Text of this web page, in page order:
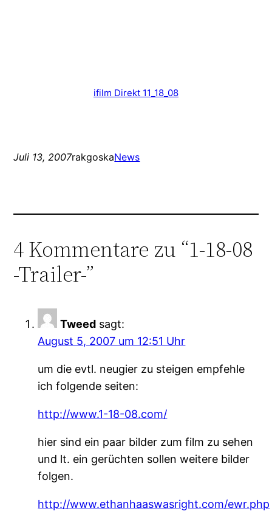
ifilm Direkt 11_18_08
Juli 13, 2007rakgoskaNews
4 Kommentare zu “1-18-08
-Trailer-”
Tweed sagt:
August 5, 2007 um 12:51 Uhr
um die evtl. neugier zu steigen empfehle
ich folgende seiten:
http://www.1-18-08.com/
hier sind ein paar bilder zum film zu sehen
und lt. ein gerüchten sollen weitere bilder
folgen.
http://www.ethanhaaswasright.com/ewr.php